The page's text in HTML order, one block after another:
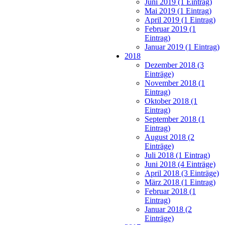
Mai 2019 (1 Eintrag)
April 2019 (1 Eintrag)
Februar 2019 (1
Eintrag)
Januar 2019 (1 Eintrag)
2018
Dezember 2018 (3
Einträge)
November 2018 (1
Eintrag)
Oktober 2018 (1
Eintrag)
September 2018 (1
Eintrag)
August 2018 (2
Einträge)
Juli 2018 (1 Eintrag)
Juni 2018 (4 Einträge)
April 2018 (3 Einträge)
März 2018 (1 Eintrag)
Februar 2018 (1
Eintrag)
Januar 2018 (2
Einträge)